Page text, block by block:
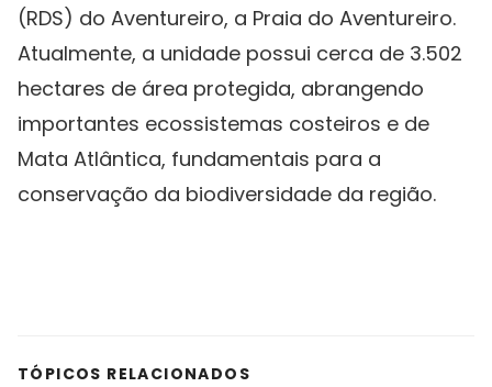
(RDS) do Aventureiro, a Praia do Aventureiro.
Atualmente, a unidade possui cerca de 3.502
hectares de área protegida, abrangendo
importantes ecossistemas costeiros e de
Mata Atlântica, fundamentais para a
conservação da biodiversidade da região.
TÓPICOS RELACIONADOS